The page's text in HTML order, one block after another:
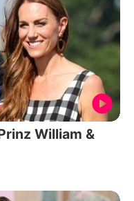
William &